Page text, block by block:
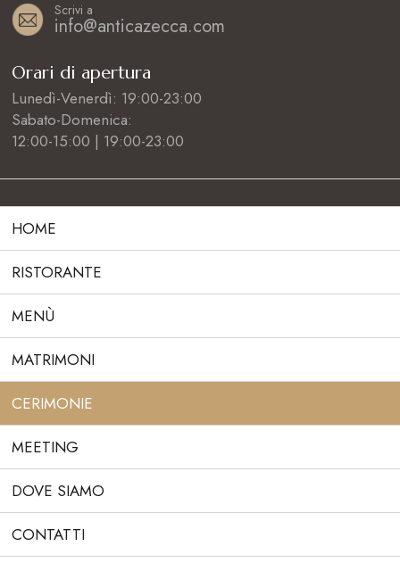
HOME
RISTORANTE
MENÙ
MATRIMONI
CERIMONIE
MEETING
DOVE SIAMO
CONTATTI
Scrivi a
info@anticazecca.com
Orari di apertura
Lunedì-Venerdì: 19:00-23:00
Sabato-Domenica:
12:00-15:00 | 19:00-23:00